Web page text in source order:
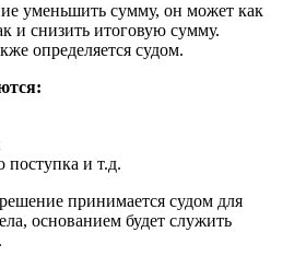
уменьшить сумму, он может как
и снизить итоговую сумму.
определяется судом.
поступка и т.д.
решение принимается судом для
основанием будет служить